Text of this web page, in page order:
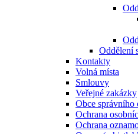
Oddělení
Kontakty
Volná místa
Smlouvy
Veřejné zakázky
Obce správního
Ochrana
Ochrana